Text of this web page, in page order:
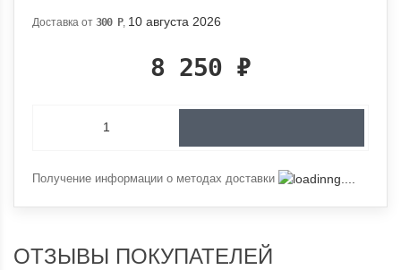
Доставка от 300 Р, 10 августа 2026
8 250 ₽
Получение информации о методах доставки
ОТЗЫВЫ ПОКУПАТЕЛЕЙ